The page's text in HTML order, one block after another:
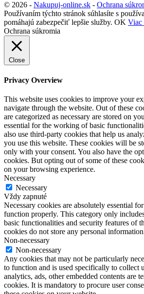
© 2026 - Nakupuj-online.sk - Ochrana
Používaním týchto stránok súhlasíte s
pomáhajú zabezpečiť lepšie služby. OK Viac
Ochrana súkromia
Close
Privacy Overview
This website uses cookies to improve your
navigate through the website. Out of these
are categorized as necessary are stored on
essential for the working of basic
also use third-party cookies that help us
you use this website. These cookies will be
only with your consent. You also have the
cookies. But opting out of some of these
on your browsing experience.
Necessary
Necessary
Vždy zapnuté
Necessary cookies are absolutely essential
function properly. This category only
basic functionalities and security features of
cookies do not store any personal
Non-necessary
Non-necessary
Any cookies that may not be particularly
to function and is used specifically to collect
analytics, ads, other embedded contents are
cookies. It is mandatory to procure user